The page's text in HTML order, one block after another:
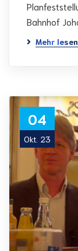
Bahnhof
Mehr lesen
04
Okt. 23